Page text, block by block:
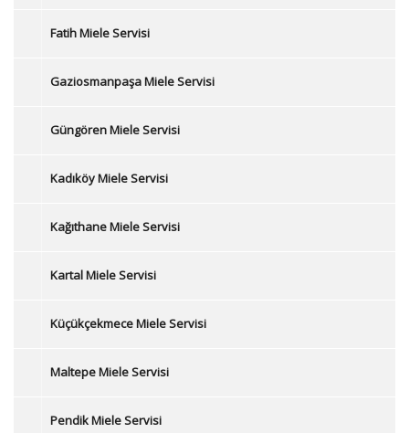
Fatih Miele Servisi
Gaziosmanpaşa Miele Servisi
Güngören Miele Servisi
Kadıköy Miele Servisi
Kağıthane Miele Servisi
Kartal Miele Servisi
Küçükçekmece Miele Servisi
Maltepe Miele Servisi
Pendik Miele Servisi